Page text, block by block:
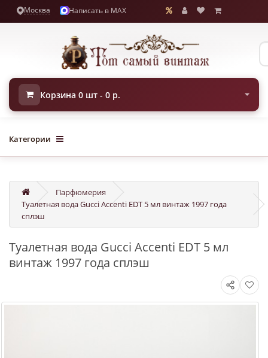
Москва Написать в MAX
Корзина 0 шт - 0 р.
Категории
Парфюмерия
Туалетная вода Gucci Accenti EDT 5 мл винтаж 1997 года
сплэш
Туалетная вода Gucci Accenti EDT 5 мл
винтаж 1997 года сплэш